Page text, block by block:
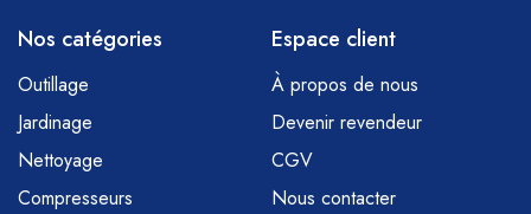
Nos catégories
Outillage
Jardinage
Nettoyage
Compresseurs
Espace client
À propos de nous
Devenir revendeur
CGV
Nous contacter